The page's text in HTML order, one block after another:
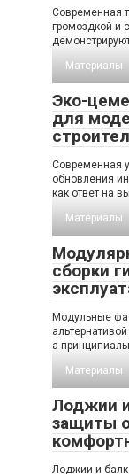
Современная
громоздкой и
Материалы
Эко-
для
Современная
обновления
как ответ на
Материалы
сборки
Модульные
а
Материалы
Лоджии
защиты
Лоджии и